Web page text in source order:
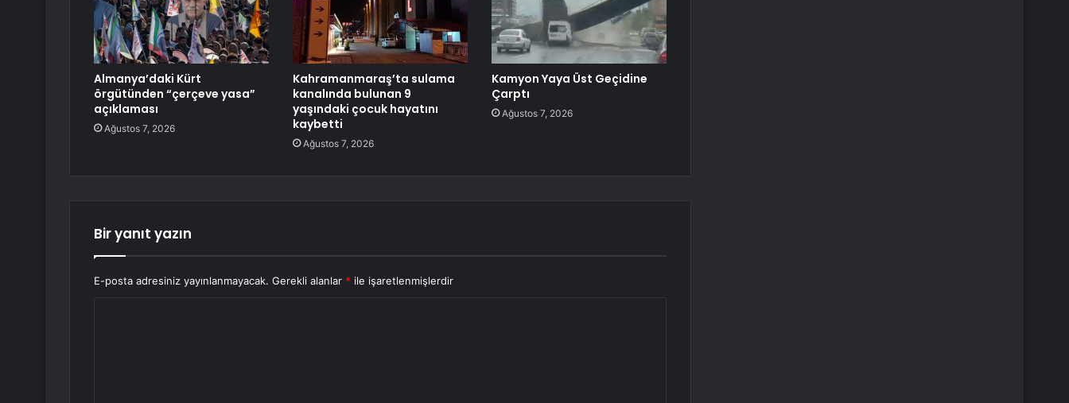
Almanya’daki Kürt
örgütünden “çerçeve yasa”
açıklaması
Ağustos 7, 2026
Kahramanmaraş’ta sulama
kanalında bulunan 9
yaşındaki çocuk hayatını
kaybetti
Ağustos 7, 2026
Kamyon Yaya Üst Geçidine
Çarptı
Ağustos 7, 2026
Bir yanıt yazın
E-posta adresiniz yayınlanmayacak. Gerekli alanlar * ile işaretlenmişlerdir